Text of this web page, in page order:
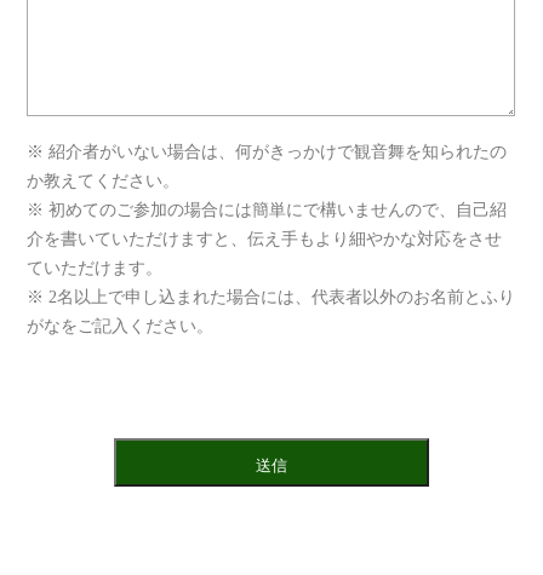
※ 紹介者がいない場合は、何がきっかけで観音舞を知られたの
か教えてください。
※ 初めてのご参加の場合には簡単にで構いませんので、自己紹
介を書いていただけますと、伝え手もより細やかな対応をさせ
ていただけます。
※ 2名以上で申し込まれた場合には、代表者以外のお名前とふり
がなをご記入ください。